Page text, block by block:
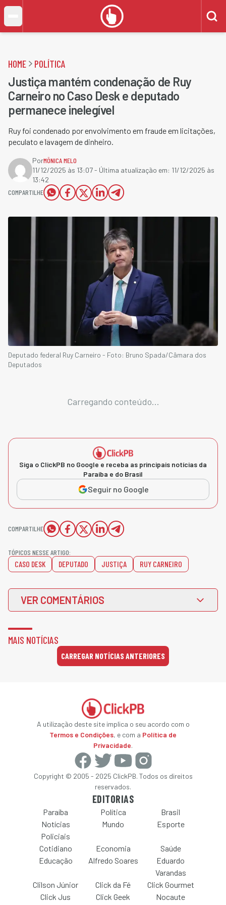
HOME POLÍTICA
Justiça mantém condenação de Ruy
Carneiro no Caso Desk e deputado
permanece inelegível
Ruy foi condenado por envolvimento em fraude em licitações,
peculato e lavagem de dinheiro.
PorMÔNICA MELO
11/12/2025 às 13:07- Última atualização em: 11/12/2025 às
13:42
COMPARTILHE
Deputado federal Ruy Carneiro - Foto: Bruno Spada/Câmara dos
Deputados
Carregando conteúdo...
Siga o ClickPB no Google e receba as principais notícias da
Paraíba e do Brasil
Seguir no Google
COMPARTILHE
TÓPICOS NESSE ARTIGO:
CASO DESK DEPUTADO JUSTIÇA RUY CARNEIRO
VER COMENTÁRIOS
MAIS NOTÍCIAS
CARREGAR NOTÍCIAS ANTERIORES
A utilização deste site implica o seu acordo com o
Termos e Condições, e com a Política de
Privacidade.
Copyright © 2005 - 2025 ClickPB. Todos os direitos
reservados.
EDITORIAS
Paraíba Política
Brasil
Notícias
Policiais
Mundo Esporte
Cotidiano Economia
Saúde
Educação
Alfredo Soares
Eduardo
Varandas
Clilson Júnior
Click da Fé
Click Gourmet
Click Jus
Click Geek Nocaute